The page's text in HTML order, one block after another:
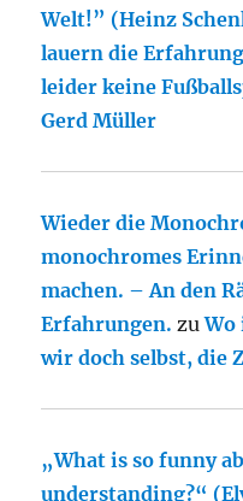
Welt!” (Heinz
lauern die
leider keine
Gerd Müller
Wieder die
monochromes
machen. – An den
Erfahrungen. zuWo
wir doch selbst, die
„What is so funny
understanding?“